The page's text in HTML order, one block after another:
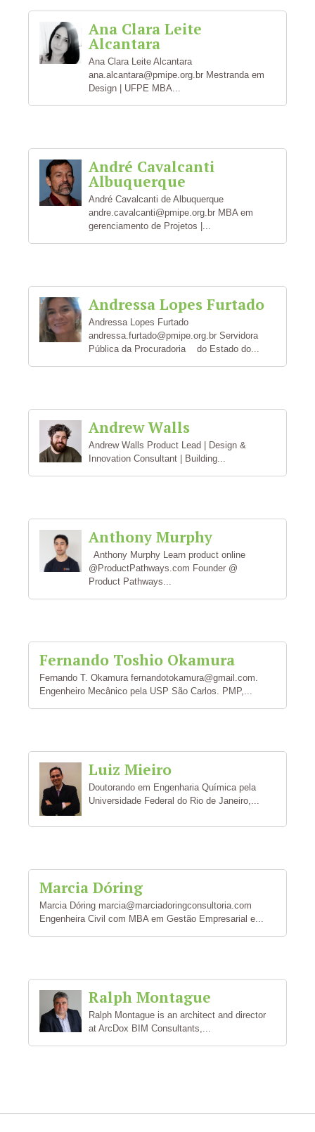
Ana Clara Leite
Alcantara
Ana Clara Leite Alcantara
ana.alcantara@pmipe.org.br Mestranda em
Design | UFPE MBA...
André Cavalcanti
Albuquerque
André Cavalcanti de Albuquerque
andre.cavalcanti@pmipe.org.br MBA em
gerenciamento de Projetos |...
Andressa Lopes Furtado
Andressa Lopes Furtado
andressa.furtado@pmipe.org.br Servidora
Pública da Procuradoria do Estado do...
Andrew Walls
Andrew Walls Product Lead | Design &
Innovation Consultant | Building...
Anthony Murphy
Anthony Murphy Learn product online
@ProductPathways.com Founder @
Product Pathways...
Fernando Toshio Okamura
Fernando T. Okamura fernandotokamura@gmail.com.
Engenheiro Mecânico pela USP São Carlos. PMP,...
Luiz Mieiro
Doutorando em Engenharia Química pela
Universidade Federal do Rio de Janeiro,...
Marcia Dóring
Marcia Dóring marcia@marciadoringconsultoria.com
Engenheira Civil com MBA em Gestão Empresarial e...
Ralph Montague
Ralph Montague is an architect and director
at ArcDox BIM Consultants,...